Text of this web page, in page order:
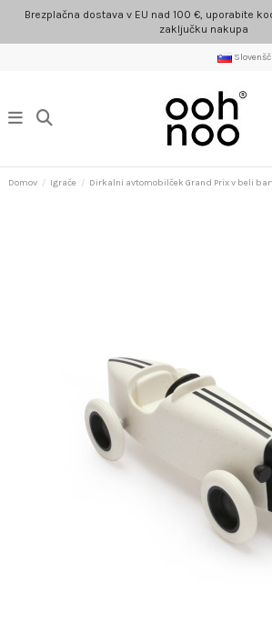
Brezplačna dostava v EU nad 100 €, uporabite
zaključku nakupa
Domov Igrače Dirkalni avtomobilček Grand Prix v beli